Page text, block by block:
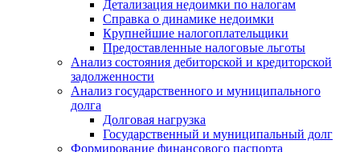
Детализация недоимки по налогам
Справка о динамике недоимки
Крупнейшие налогоплательщики
Предоставленные налоговые льготы
Анализ состояния дебиторской и кредиторской
задолженности
Анализ государственного и муниципального
долга
Долговая нагрузка
Государственный и муниципальный долг
Формирование финансового паспорта